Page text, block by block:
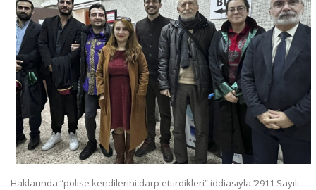
Haklarında “polise kendilerini darp ettirdikleri” iddiasıyla ‘2911 Sayılı